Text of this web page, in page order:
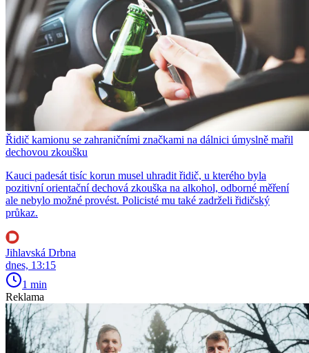
Řidič kamionu se zahraničními značkami na dálnici úmyslně mařil
dechovou zkoušku
Kauci padesát tisíc korun musel uhradit řidič, u kterého byla
pozitivní orientační dechová zkouška na alkohol, odborné měření
ale nebylo možné provést. Policisté mu také zadrželi řidičský
průkaz.
Jihlavská Drbna
dnes, 13:15
1 min
Reklama